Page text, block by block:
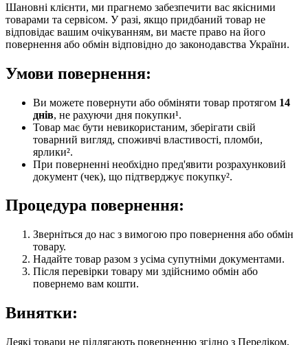
Шановні клієнти, ми прагнемо забезпечити вас якісними
товарами та сервісом. У разі, якщо придбаний товар не
відповідає вашим очікуванням, ви маєте право на його
повернення або обмін відповідно до законодавства України.
Умови повернення:
Ви можете повернути або обміняти товар протягом 14
днів, не рахуючи дня покупки¹.
Товар має бути невикористаним, зберігати свій
товарний вигляд, споживчі властивості, пломби,
ярлики².
При поверненні необхідно пред'явити розрахунковий
документ (чек), що підтверджує покупку².
Процедура повернення:
Зверніться до нас з вимогою про повернення або обмін
товару.
Надайте товар разом з усіма супутніми документами.
Після перевірки товару ми здійснимо обмін або
повернемо вам кошти.
Винятки:
Деякі товари не підлягають поверненню згідно з Переліком,